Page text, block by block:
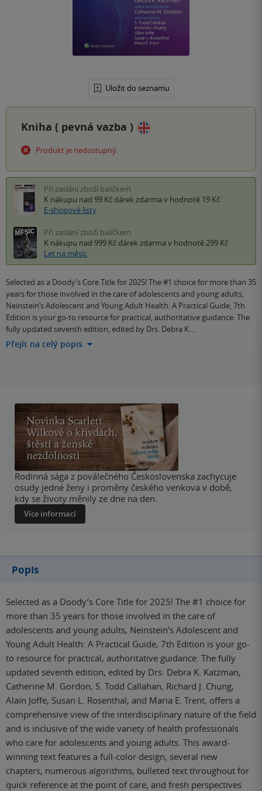
Uložit do seznamu
Kniha ( pevná vazba )
Produkt je nedostupný.
Při zaslání zboží balíčkem
K nákupu nad 99 Kč dárek zdarma v hodnotě 19 Kč
E-shopové listy
Při zaslání zboží balíčkem
K nákupu nad 999 Kč dárek zdarma v hodnotě 299 Kč
Let na měsíc
Selected as a Doody’s Core Title for 2025! The #1 choice for more than 35
years for those involved in the care of adolescents and young adults,
Neinstein’s Adolescent and Young Adult Health: A Practical Guide, 7th
Edition is your go-to resource for practical, authoritative guidance. The
fully updated seventh edition, edited by Drs. Debra K.…
Přejít na celý popis
Rodinná sága z poválečného Československa zachycuje
osudy jedné ženy i proměny českého venkova v době,
kdy se životy měnily ze dne na den.
Více informací
Popis
Selected as a Doody’s Core Title for 2025! The #1 choice for
more than 35 years for those involved in the care of
adolescents and young adults, Neinstein’s Adolescent and
Young Adult Health: A Practical Guide, 7th Edition is your go-
to resource for practical, authoritative guidance. The fully
updated seventh edition, edited by Drs. Debra K. Katzman,
Catherine M. Gordon, S. Todd Callahan, Richard J. Chung,
Alain Joffe, Susan L. Rosenthal, and Maria E. Trent, offers a
comprehensive view of the interdisciplinary nature of the field
and is inclusive of the wide variety of health professionals
who care for adolescents and young adults. This award-
winning text features a full-color design, several new
chapters, numerous algorithms, bulleted text throughout for
quick reference at the point of care, and fresh perspectives